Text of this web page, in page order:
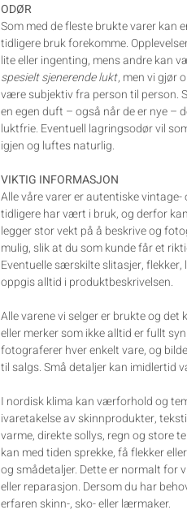
ODØR
Som med de fleste brukte varer kan
tidligere bruk forekomme.
lite eller ingenting, mens andre kan
spesielt sjenerende lukt, men vi gjør
være subjektiv fra person til person.
en egen duft – også når de er nye –
luktfrie. Eventuell lagringsodør vil
igjen og luftes naturlig.
VIKTIG INFORMASJON
Alle våre varer er autentiske
tidligere har vært i bruk, og derfor
legger stor vekt på å beskrive og
mulig, slik at du som kunde får et
Eventuelle særskilte slitasjer,
oppgis alltid i produktbeskrivelsen.
Alle varene vi selger er brukte og
eller merker som ikke alltid er fullt
fotograferer hver enkelt vare, og
til salgs. Små detaljer kan imidlertid
I nordisk klima kan værforhold og
ivaretakelse av skinnprodukter,
varme, direkte sollys, regn og store
kan med tiden sprekke, få flekker
og smådetaljer. Dette er normalt for
eller reparasjon. Dersom du har
erfaren skinn-, sko- eller lærmaker.